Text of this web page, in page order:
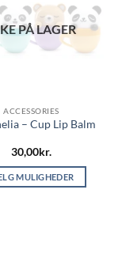
PÅ LAGER
ACCESSORIES
– Cup Lip Balm
30,00kr.
MULIGHEDER